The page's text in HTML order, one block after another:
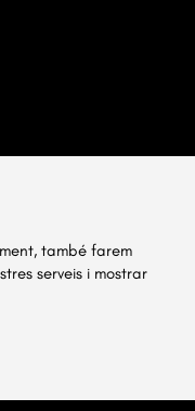
també farem
serveis i mostrar